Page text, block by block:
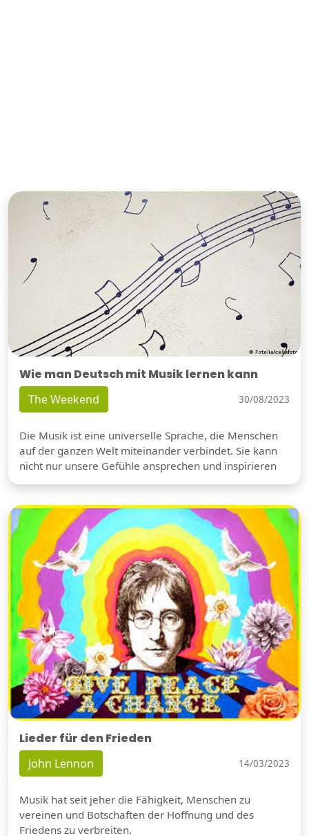
Wie man Deutsch mit Musik lernen kann
The Weekend 30/08/2023
Die Musik ist eine universelle Sprache, die Menschen
auf der ganzen Welt miteinander verbindet. Sie kann
nicht nur unsere Gefühle ansprechen und inspirieren
Lieder für den Frieden
John Lennon 14/03/2023
Musik hat seit jeher die Fähigkeit, Menschen zu
vereinen und Botschaften der Hoffnung und des
Friedens zu verbreiten.